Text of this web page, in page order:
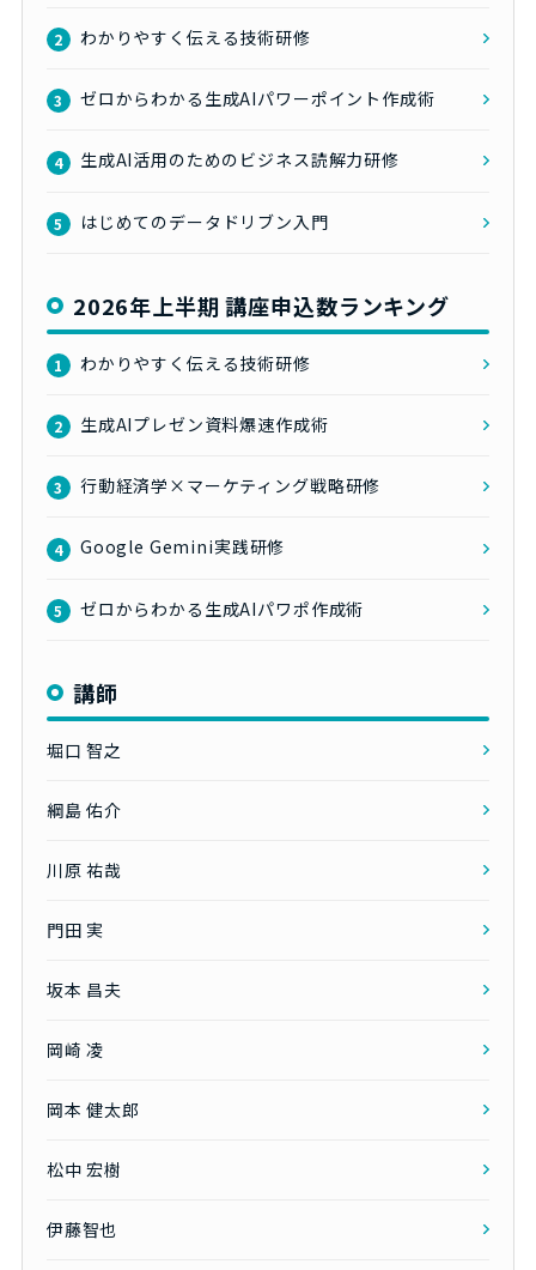
2 わかりやすく伝える技術研修
3 ゼロからわかる生成AIパワーポイント作成術
4 生成AI活用のためのビジネス読解力研修
5 はじめてのデータドリブン入門
2026年上半期 講座申込数ランキング
1 わかりやすく伝える技術研修
2 生成AIプレゼン資料爆速作成術
3 行動経済学×マーケティング戦略研修
4 Google Gemini実践研修
5 ゼロからわかる生成AIパワポ作成術
講師
堀口 智之
綱島 佑介
川原 祐哉
門田 実
坂本 昌夫
岡崎 凌
岡本 健太郎
松中 宏樹
伊藤智也